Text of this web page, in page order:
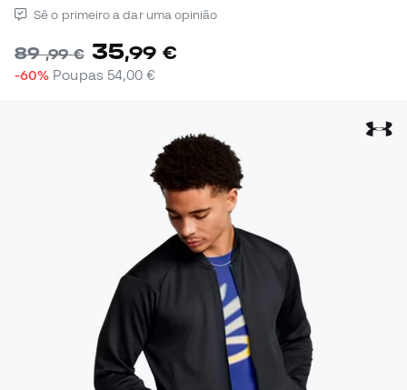
Sê o primeiro a dar uma opinião
89,99 € 35,99 €
-60% Poupas 54,00 €